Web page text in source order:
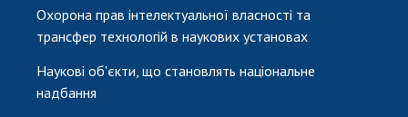
Охорона прав інтелектуальної власності та
трансфер технологій в наукових установах
Наукові об'єкти, що становлять національне
надбання